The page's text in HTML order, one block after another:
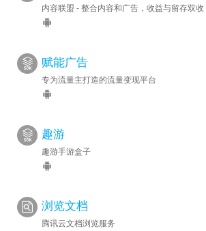
内容联盟 - 整合内容和广告，收益与留存双收
赋能广告
专为流量主打造的流量变现平台
趣游
趣游手游盒子
浏览文档
腾讯云文档浏览服务